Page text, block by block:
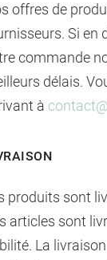
offres de
Si en
commande
délais.
à
produits sont
articles sont
La